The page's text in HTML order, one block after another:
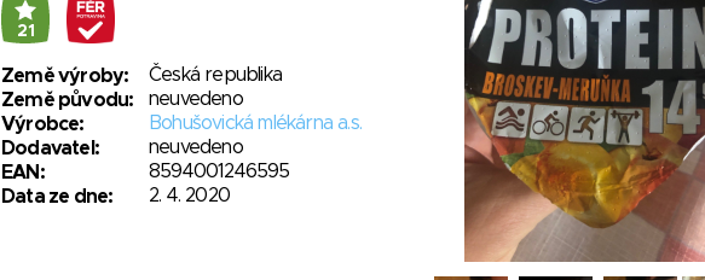
21
Země výroby:
Česká republika
Země původu:
neuvedeno
Výrobce:
Bohušovická mlékárna a.s.
Dodavatel:
neuvedeno
EAN:
8594001246595
Data ze dne:
2. 4. 2020